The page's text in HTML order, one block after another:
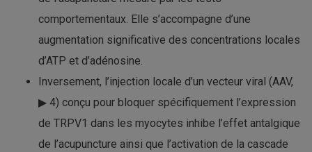
comportementaux. Elle s’accompagne d’une
augmentation significative des concentrations locales
d’ATP et d’adénosine.
Inversement, l’injection locale d’un vecteur viral (AAV,
▶ 4) conçu pour bloquer spécifiquement l’expression
de TRPV1 dans les myocytes inhibe l’effet antalgique
de l’acupuncture ainsi que l’activation de la cascade